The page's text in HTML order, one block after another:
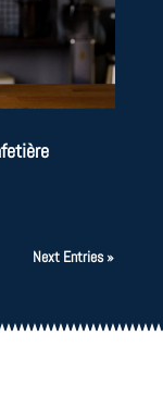
Next Entries »